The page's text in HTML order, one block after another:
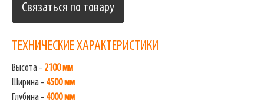
Связаться по товару
ТЕХНИЧЕСКИЕ ХАРАКТЕРИСТИКИ
Высота - 2100 мм
Ширина - 4500 мм
Глубина - 4000 мм